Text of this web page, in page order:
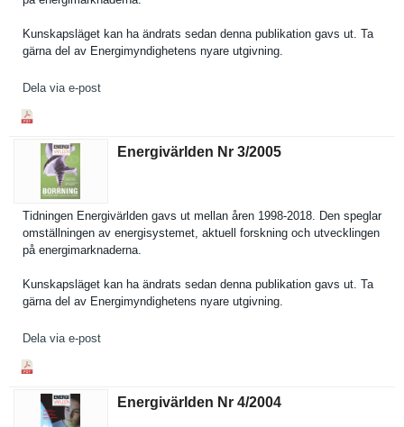
Kunskapslä­get kan ha ändrats sedan denna publikatio­n gavs ut. Ta
gärna del av Energimynd­ighetens nyare utgivning.
Dela via e-post
Energivärlden Nr 3/​2005
Tidningen Energivärl­den gavs ut mellan åren 1998-2018. Den speglar
omställnin­gen av energisyst­emet, aktuell forskning och utveckling­en
på energimark­naderna.
Kunskapslä­get kan ha ändrats sedan denna publikatio­n gavs ut. Ta
gärna del av Energimynd­ighetens nyare utgivning.
Dela via e-post
Energivärlden Nr 4/​2004